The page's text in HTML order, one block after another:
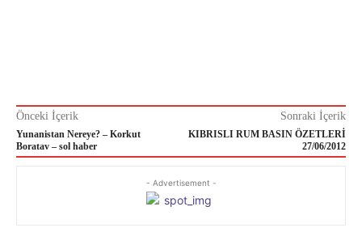
Önceki İçerik
Yunanistan Nereye? – Korkut
Boratav – sol haber
Sonraki İçerik
KIBRISLI RUM BASIN ÖZETLERİ
27/06/2012
- Advertisement -